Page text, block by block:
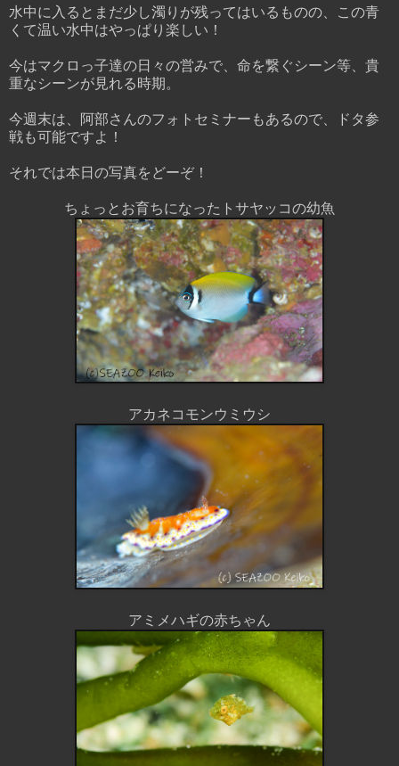
水中に入るとまだ少し濁りが残ってはいるものの、この青
くて温い水中はやっぱり楽しい！
今はマクロっ子達の日々の営みで、命を繋ぐシーン等、貴
重なシーンが見れる時期。
今週末は、阿部さんのフォトセミナーもあるので、ドタ参
戦も可能ですよ！
それでは本日の写真をどーぞ！
ちょっとお育ちになったトサヤッコの幼魚
アカネコモンウミウシ
アミメハギの赤ちゃん